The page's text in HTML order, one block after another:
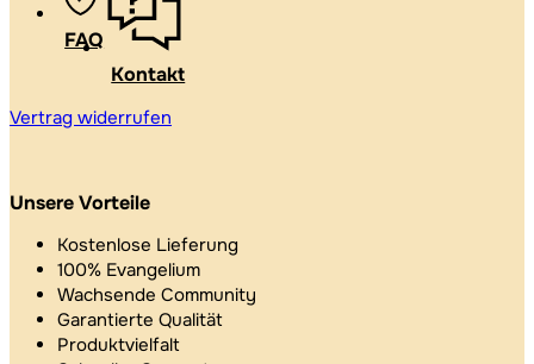
FAQ
Kontakt
Vertrag widerrufen
Unsere Vorteile
Kostenlose Lieferung
100% Evangelium
Wachsende Community
Garantierte Qualität
Produktvielfalt